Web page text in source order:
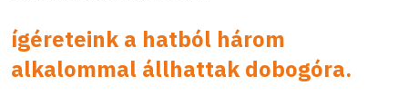
ígéreteink a hatból három
alkalommal állhattak dobogóra.